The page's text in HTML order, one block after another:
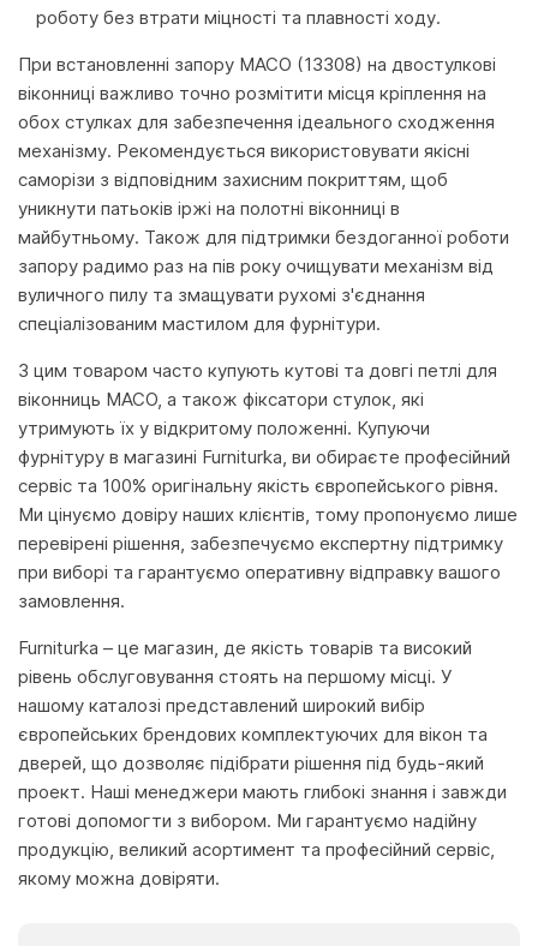
роботу без втрати міцності та плавності ходу.
При встановленні запору MACO (13308) на двостулкові
віконниці важливо точно розмітити місця кріплення на
обох стулках для забезпечення ідеального сходження
механізму. Рекомендується використовувати якісні
саморізи з відповідним захисним покриттям, щоб
уникнути патьоків іржі на полотні віконниці в
майбутньому. Також для підтримки бездоганної роботи
запору радимо раз на пів року очищувати механізм від
вуличного пилу та змащувати рухомі з'єднання
спеціалізованим мастилом для фурнітури.
З цим товаром часто купують кутові та довгі петлі для
віконниць MACO, а також фіксатори стулок, які
утримують їх у відкритому положенні. Купуючи
фурнітуру в магазині Furniturka, ви обираєте професійний
сервіс та 100% оригінальну якість європейського рівня.
Ми цінуємо довіру наших клієнтів, тому пропонуємо лише
перевірені рішення, забезпечуємо експертну підтримку
при виборі та гарантуємо оперативну відправку вашого
замовлення.
Furniturka – це магазин, де якість товарів та високий
рівень обслуговування стоять на першому місці. У
нашому каталозі представлений широкий вибір
європейських брендових комплектуючих для вікон та
дверей, що дозволяє підібрати рішення під будь-який
проект. Наші менеджери мають глибокі знання і завжди
готові допомогти з вибором. Ми гарантуємо надійну
продукцію, великий асортимент та професійний сервіс,
якому можна довіряти.